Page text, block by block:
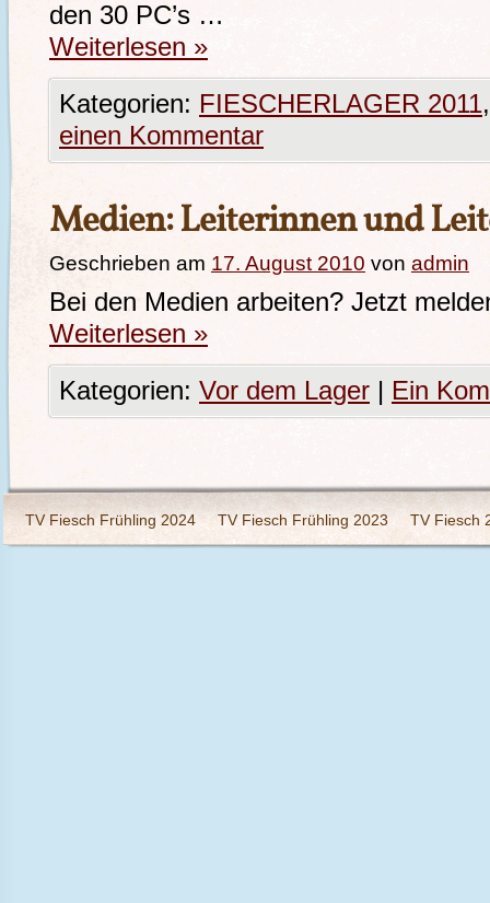
den 30 PC’s …
Weiterlesen »
Kategorien: FIESCHERLAGER 2011
einen Kommentar
Medien: Leiterinnen und
Geschrieben am 17. August 2010 von admin
Bei den Medien arbeiten? Jetzt
Weiterlesen »
Kategorien: Vor dem Lager | Ein
TV Fiesch Frühling 2024 TV Fiesch Frühling 2023 TV Fiesch